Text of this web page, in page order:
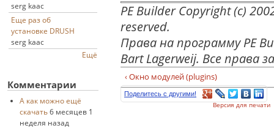
serg kaac
Еще раз об
установке DRUSH
serg kaac
Ещё
Комментарии
А как можно ещё
скачать 6 месяцев 1
неделя назад
PE Builder Copyright (c)
reserved.
Права на программу PE
Bart Lagerweij. Все права
‹ Окно модулей (plugins)
Поделитесь с другими!
Версия для печати